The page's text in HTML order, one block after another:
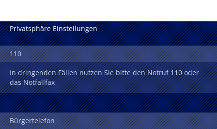
Privatsphäre Einstellungen
110
In dringenden Fällen nutzen Sie bitte den Notruf 110 oder
das Notfallfax
Bürgertelefon